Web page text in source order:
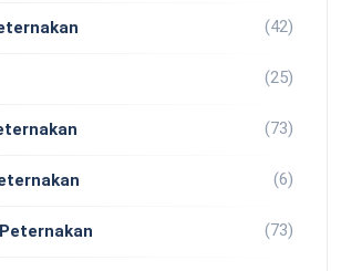
(42)
(25)
(73)
(6)
(73)